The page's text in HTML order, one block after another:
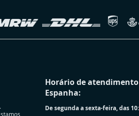
Horário de
Espanha:
De segunda a sexta-feira, das